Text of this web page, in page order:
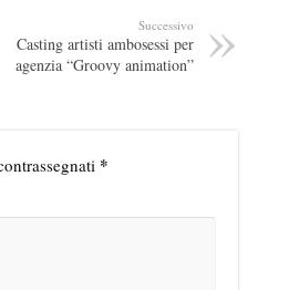
Successivo
Casting artisti ambosessi per
agenzia “Groovy animation”
*